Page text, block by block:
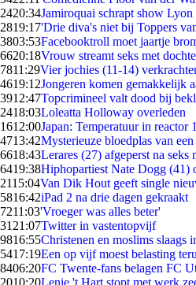
2420:34Jamiroquai schrapt show
2819:17'Drie diva's niet bij Toppers
3803:53Facebooktroll moet jaartje
6620:18Vrouw streamt seks met
7811:29Vier jochies (11-14)
4619:12Jongeren komen gemakkelijk
3912:47Topcrimineel valt dood bij
2418:03Loleatta Holloway overleden
1612:00Japan: Temperatuur in reactor
4713:42Mysterieuze bloedplas van een
6618:43Lerares (27) afgeperst na seks
6419:38Hiphopartiest Nate Dogg (41)
2115:04Van Dik Hout geeft single
5816:42iPad 2 na drie dagen gekraakt
7211:03'Vroeger was alles beter'
31 21:07Twitter in vastentopvijf
9816:55Christenen en moslims slaags
5417:19Een op vijf moest belasting
8406:20FC Twente-fans belagen FC
2010:20Lenie 't Hart stopt met werk